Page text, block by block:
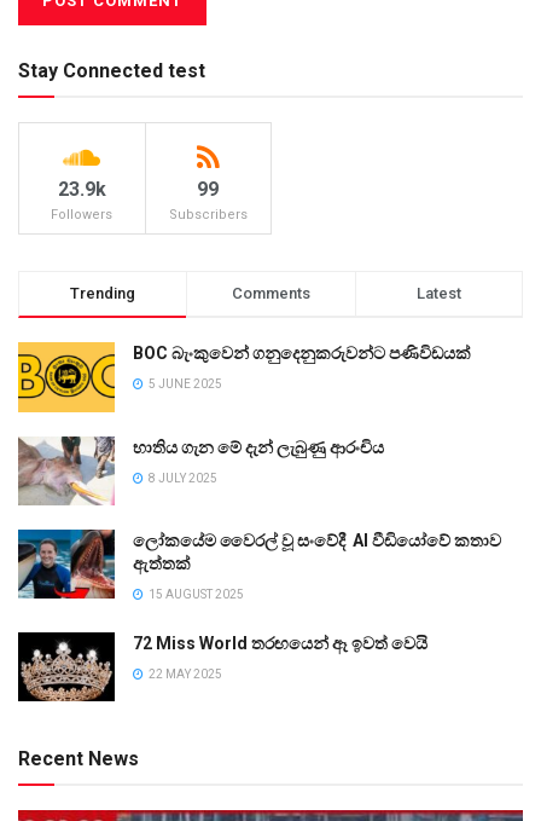
Stay Connected test
23.9k
Followers
99
Subscribers
Trending Comments Latest
BOC බැංකුවෙන් ගනුදෙනුකරුවන්ට පණිවිඩයක්
5 JUNE 2025
භාතිය ගැන මේ දැන් ලැබුණු ආරංචිය
8 JULY 2025
ලෝකයේම වෛරල් වූ සංවේදී AI වීඩියෝවේ කතාව
ඇත්තක්
15 AUGUST 2025
72 Miss World තරඟයෙන් ඈ ඉවත් වෙයි
22 MAY 2025
Recent News